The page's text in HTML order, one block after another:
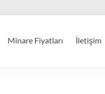
Minare Fiyatları İletişim